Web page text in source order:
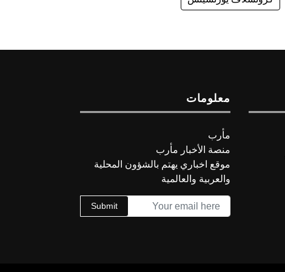
معلومات
مأرب
منصة الأخبار مأرب
موقع اخباري يهتم بالشؤون المحلية
والعربية والعالمية
Submit